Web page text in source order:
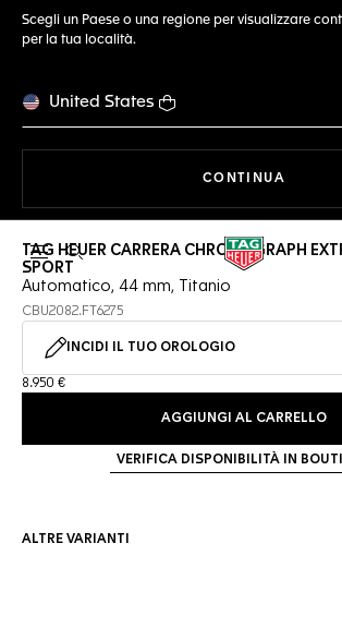
Scegli un Paese o una regione per visualizzare
per la tua località.
United States
CONTINUA
Apri la ricerca
TAG HEUER CARRERA CHRONOGRAPH
SPORT
Automatico, 44 mm, Titanio
CBU2082.FT6275
INCIDI IL TUO OROLOGIO
8.950 €
AGGIUNGI AL CARRELLO
VERIFICA DISPONIBILITÀ IN
ALTRE VARIANTI